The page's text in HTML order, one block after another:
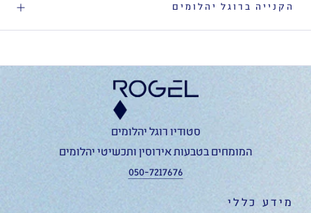
הקנייה ברוגל יהלומים
סטודיו רוגל יהלומים
המומחים בטבעות אירוסין ותכשיטי יהלומים
050-7217676
מידע כללי